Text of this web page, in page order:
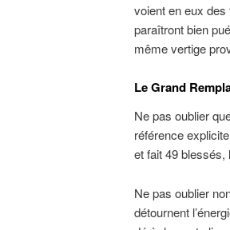
voient en eux
paraîtront bien
même vertige
Le Grand
Ne pas oublier
référence
et fait 49 blessés,
Ne pas oublier
détournent